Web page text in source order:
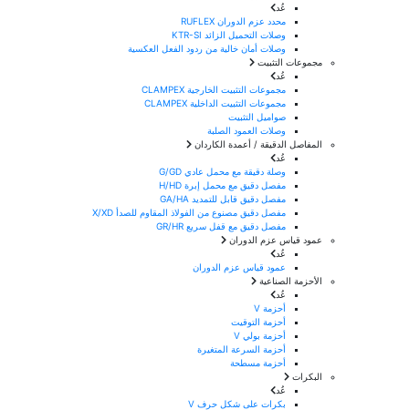
عُد
محدد عزم الدوران RUFLEX
وصلات التحميل الزائد KTR-SI
وصلات أمان خالية من ردود الفعل العكسية
مجموعات التثبيت
عُد
مجموعات التثبيت الخارجية CLAMPEX
مجموعات التثبيت الداخلية CLAMPEX
صواميل التثبيت
وصلات العمود الصلبة
المفاصل الدقيقة / أعمدة الكاردان
عُد
وصلة دقيقة مع محمل عادي G/GD
مفصل دقيق مع محمل إبرة H/HD
مفصل دقيق قابل للتمديد GA/HA
مفصل دقيق مصنوع من الفولاذ المقاوم للصدأ X/XD
مفصل دقيق مع قفل سريع GR/HR
عمود قياس عزم الدوران
عُد
عمود قياس عزم الدوران
الأحزمة الصناعية
عُد
أحزمة V
أحزمة التوقيت
أحزمة بولي V
أحزمة السرعة المتغيرة
أحزمة مسطحة
البكرات
عُد
بكرات على شكل حرف V